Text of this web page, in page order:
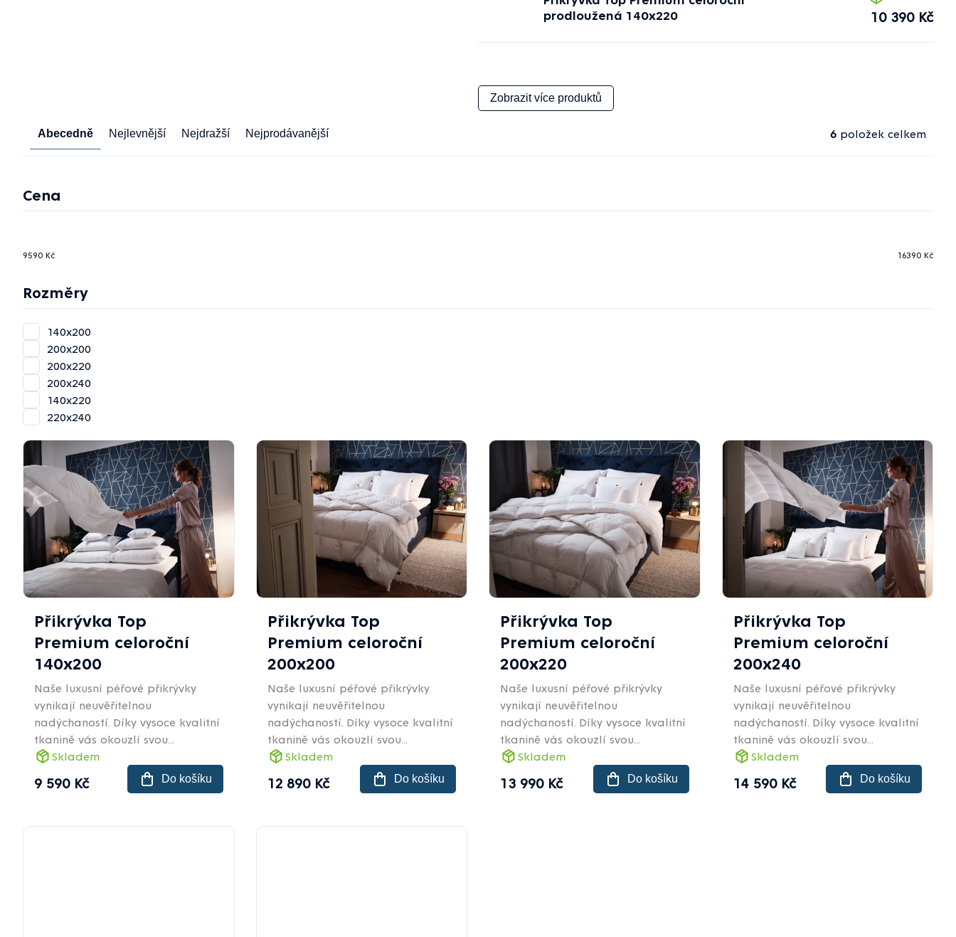
prodloužená 140x220
10 390 Kč
Zobrazit více produktů
Řazení
Abecedně Nejlevnější Nejdražší Nejprodávanější 6 položek celkem
Cena
9590 Kč 16390 Kč
Rozměry
140x200
200x200
200x220
200x240
140x220
220x240
Výpis
produktů
Přikrývka Top
Premium celoroční
140x200
Skladem
9 590 Kč Do košíku
Naše luxusní péřové přikrývky
vynikají neuvěřitelnou
nadýchaností. Díky vysoce kvalitní
tkanině vás okouzlí svou...
Přikrývka Top
Premium celoroční
200x200
Skladem
12 890 Kč Do košíku
Naše luxusní péřové přikrývky
vynikají neuvěřitelnou
nadýchaností. Díky vysoce kvalitní
tkanině vás okouzlí svou...
Přikrývka Top
Premium celoroční
200x220
Skladem
13 990 Kč Do košíku
Naše luxusní péřové přikrývky
vynikají neuvěřitelnou
nadýchaností. Díky vysoce kvalitní
tkanině vás okouzlí svou...
Přikrývka Top
Premium celoroční
200x240
Skladem
14 590 Kč Do košíku
Naše luxusní péřové přikrývky
vynikají neuvěřitelnou
nadýchaností. Díky vysoce kvalitní
tkanině vás okouzlí svou...